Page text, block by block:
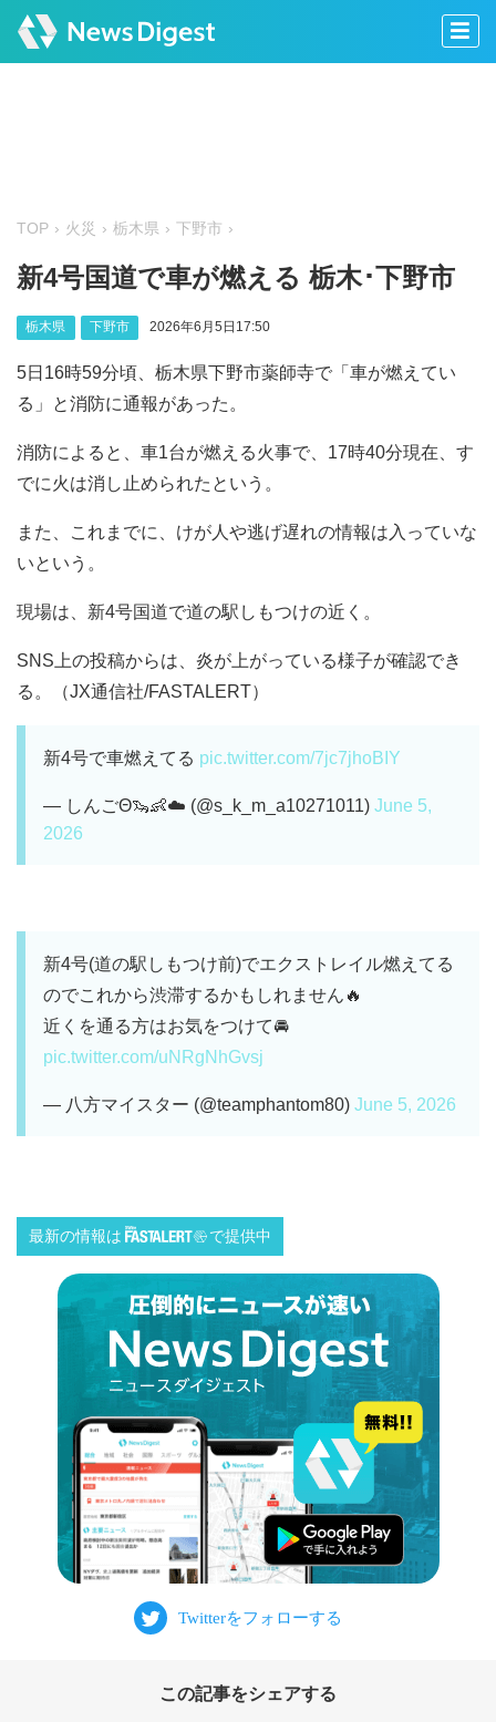
TOP 火災 栃木県 下野市
新4号国道で車が燃える 栃木･下野市
栃木県 下野市 2026年6月5日17:50
5日16時59分頃、栃木県下野市薬師寺で「車が燃えてい
る」と消防に通報があった。
消防によると、車1台が燃える火事で、17時40分現在、す
でに火は消し止められたという。
また、これまでに、けが人や逃げ遅れの情報は入っていな
いという。
現場は、新4号国道で道の駅しもつけの近く。
SNS上の投稿からは、炎が上がっている様子が確認でき
る。（JX通信社/FASTALERT）
新4号で車燃えてる pic.twitter.com/7jc7jhoBIY
— しんごΘ🦦👶☁️ (@s_k_m_a10271011) June 5,
2026
新4号(道の駅しもつけ前)でエクストレイル燃えてる
のでこれから渋滞するかもしれません🔥
近くを通る方はお気をつけて🚘️
pic.twitter.com/uNRgNhGvsj
— 八方マイスター (@teamphantom80) June 5, 2026
最新の情報は で提供中
この記事をシェアする